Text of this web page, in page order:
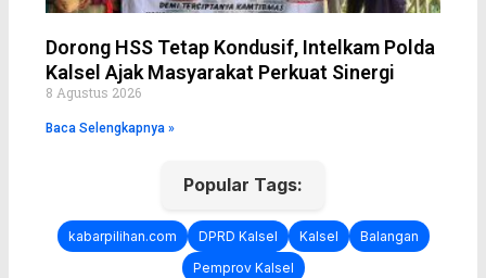
Dorong HSS Tetap Kondusif, Intelkam Polda
Kalsel Ajak Masyarakat Perkuat Sinergi
8 Agustus 2026
Baca Selengkapnya »
Popular Tags:
kabarpilihan.com DPRD Kalsel Kalsel
Balangan
Pemprov Kalsel